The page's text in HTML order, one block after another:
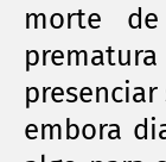
morte
embora